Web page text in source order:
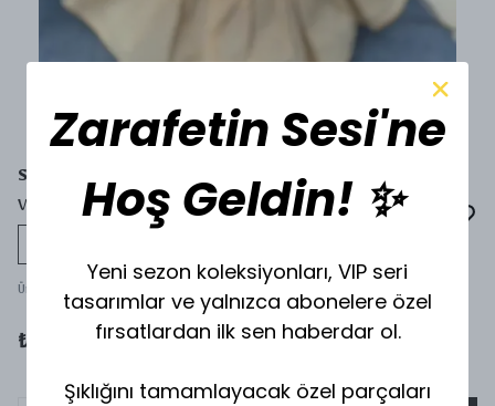
SESİ
VİP GOLD AYARLANABİLİR YÜZÜK Y-9559
Ürün Kodu
₺ 200.00
Zarafetin Sesi'ne
Hoş Geldin! ✨
Yeni sezon koleksiyonları, VIP seri
tasarımlar ve yalnızca abonelere özel
fırsatlardan ilk sen haberdar ol.
Şıklığını tamamlayacak özel parçaları